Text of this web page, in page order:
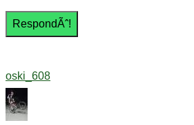
oski_608